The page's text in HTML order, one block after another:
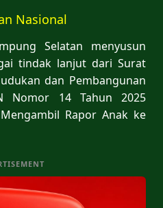
Nasional
Selatan menyusun
tindak lanjut dari Surat
dan Pembangunan
Nomor 14 Tahun 2025
Rapor Anak ke